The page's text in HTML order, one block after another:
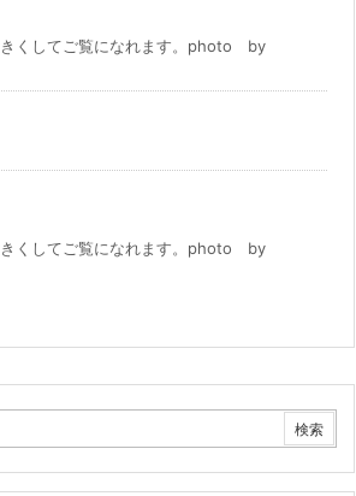
きくしてご覧になれます。photo by
きくしてご覧になれます。photo by